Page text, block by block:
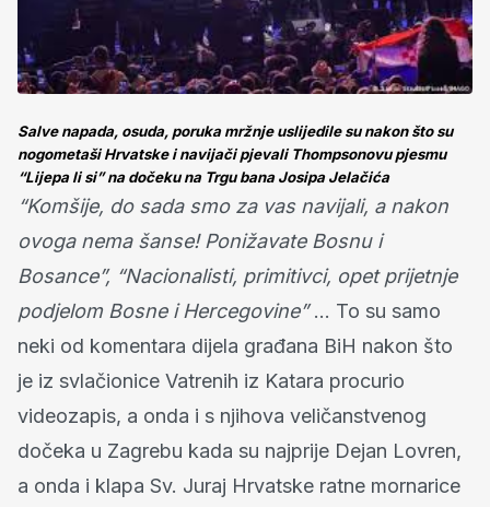
Salve napada, osuda, poruka mržnje uslijedile su nakon što su
nogometaši Hrvatske i navijači pjevali Thompsonovu pjesmu
“Lijepa li si” na dočeku na Trgu bana Josipa Jelačića
“Komšije, do sada smo za vas navijali, a nakon
ovoga nema šanse! Ponižavate Bosnu i
Bosance”, “Nacionalisti, primitivci, opet prijetnje
podjelom Bosne i Hercegovine”… To su samo
neki od komentara dijela građana BiH nakon što
je iz svlačionice Vatrenih iz Katara procurio
videozapis, a onda i s njihova veličanstvenog
dočeka u Zagrebu kada su najprije Dejan Lovren,
a onda i klapa Sv. Juraj Hrvatske ratne mornarice